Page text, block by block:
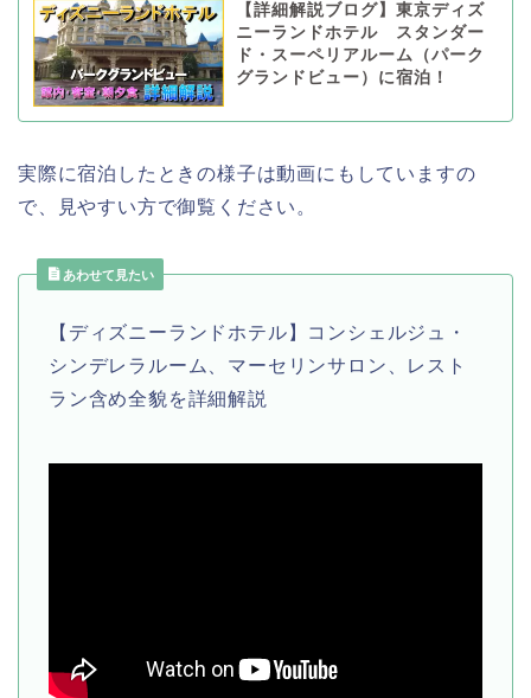
【詳細解説ブログ】東京ディズ
ニーランドホテル スタンダー
ド・スーペリアルーム（パーク
グランドビュー）に宿泊！
実際に宿泊したときの様子は動画にもしていますの
で、見やすい方で御覧ください。
あわせて見たい
【ディズニーランドホテル】コンシェルジュ・
シンデレラルーム、マーセリンサロン、レスト
ラン含め全貌を詳細解説